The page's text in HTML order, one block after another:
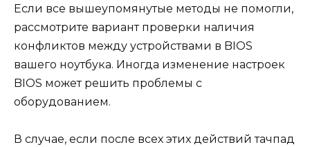
Если все вышеупомянутые методы не помогли,
рассмотрите вариант проверки наличия
конфликтов между устройствами в BIOS
вашего ноутбука. Иногда изменение настроек
BIOS может решить проблемы с
оборудованием.
В случае, если после всех этих действий тачпад